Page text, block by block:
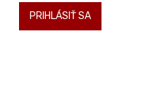
PRIHLÁSIŤ SA